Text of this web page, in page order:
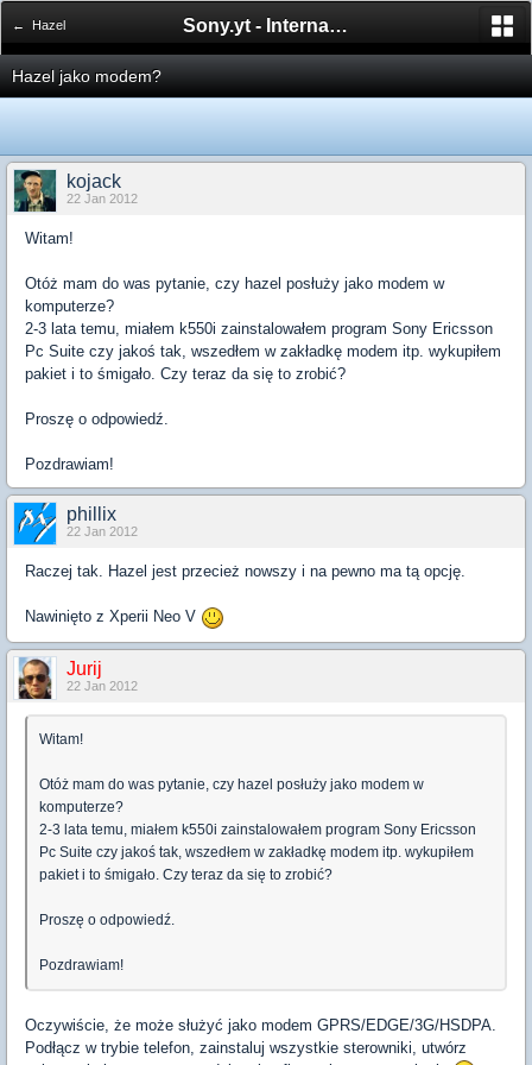
← Hazel Sony.yt - International Sony Forum
Hazel jako modem?
kojack
22 Jan 2012
Witam!
Otóż mam do was pytanie, czy hazel posłuży jako modem w
komputerze?
2-3 lata temu, miałem k550i zainstalowałem program Sony Ericsson
Pc Suite czy jakoś tak, wszedłem w zakładkę modem itp. wykupiłem
pakiet i to śmigało. Czy teraz da się to zrobić?
Proszę o odpowiedź.
Pozdrawiam!
phillix
22 Jan 2012
Raczej tak. Hazel jest przecież nowszy i na pewno ma tą opcję.
Nawinięto z Xperii Neo V
Jurij
22 Jan 2012
Witam!
Otóż mam do was pytanie, czy hazel posłuży jako modem w
komputerze?
2-3 lata temu, miałem k550i zainstalowałem program Sony Ericsson
Pc Suite czy jakoś tak, wszedłem w zakładkę modem itp. wykupiłem
pakiet i to śmigało. Czy teraz da się to zrobić?
Proszę o odpowiedź.
Pozdrawiam!
Oczywiście, że może służyć jako modem GPRS/EDGE/3G/HSDPA.
Podłącz w trybie telefon, zainstaluj wszystkie sterowniki, utwórz